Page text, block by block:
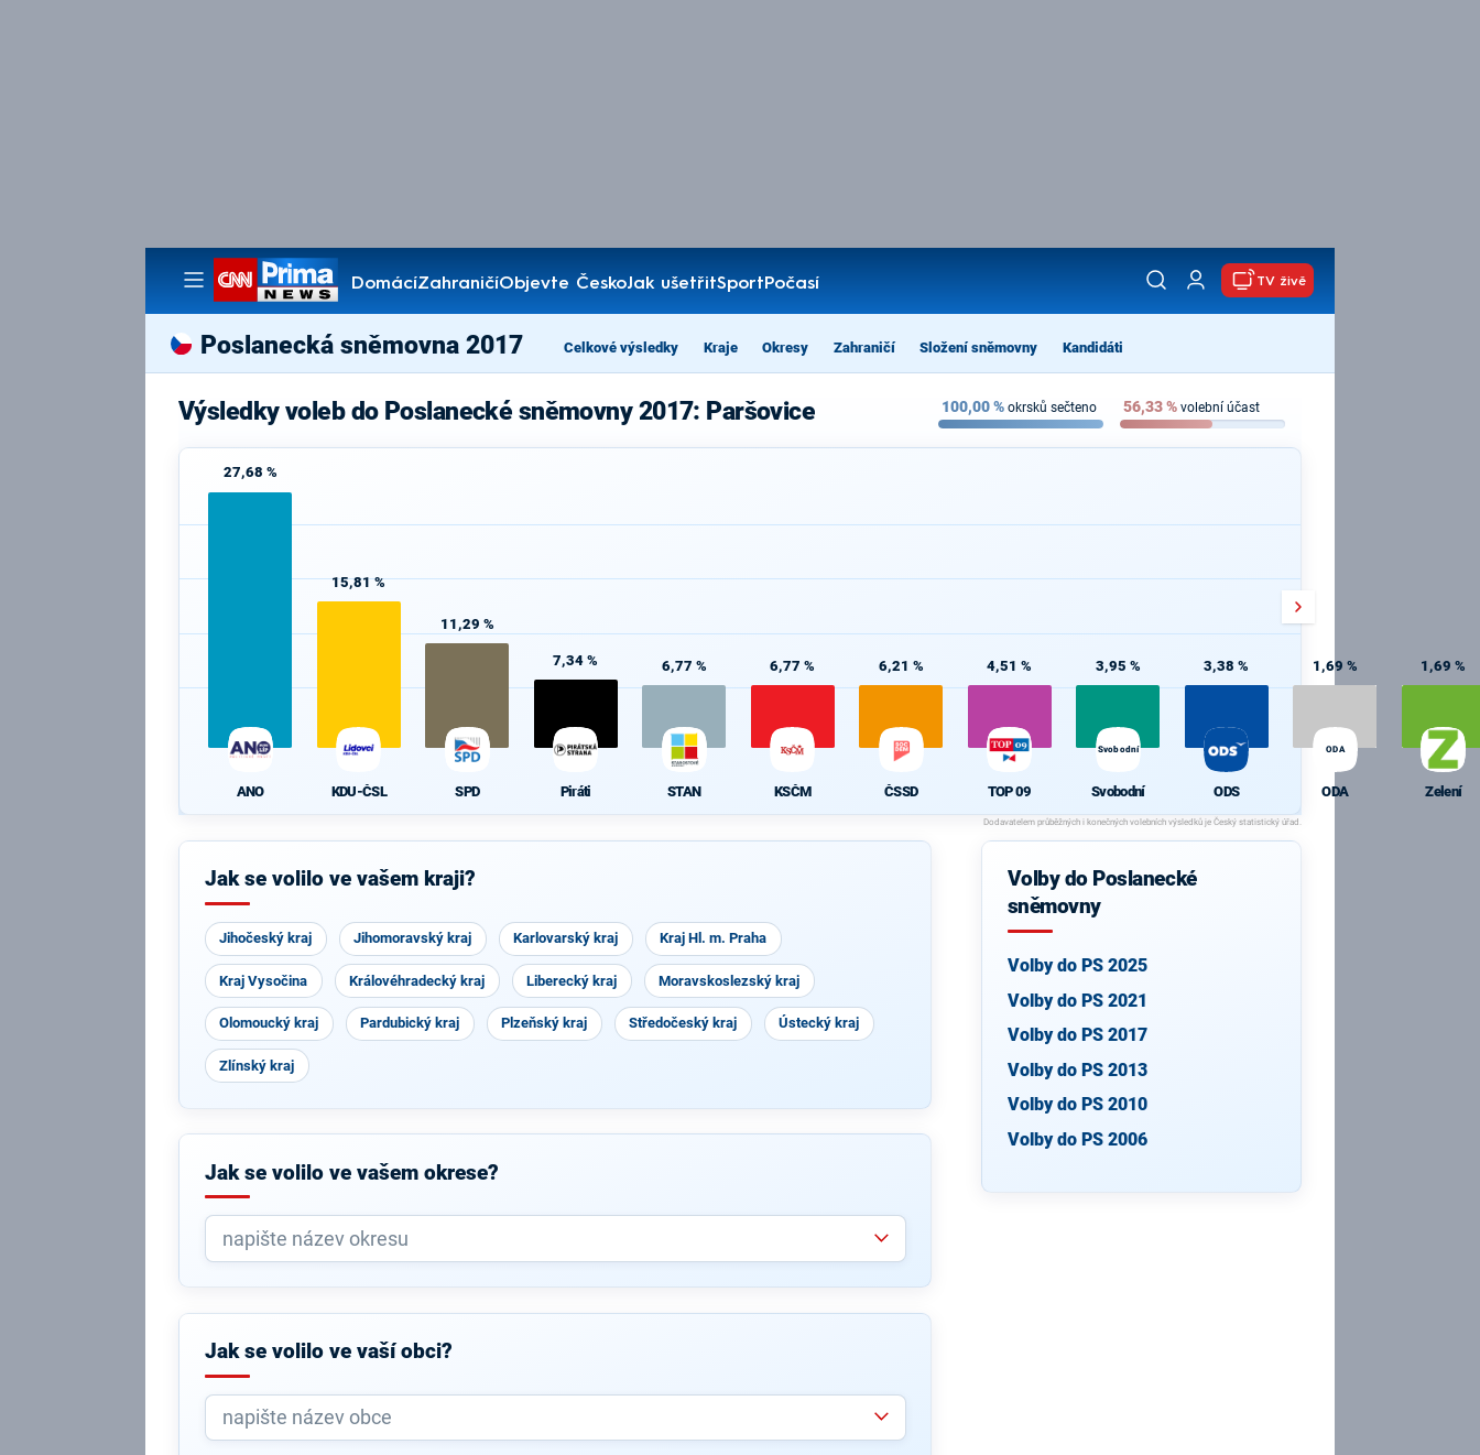
DomácíZahraničíObjevte ČeskoJak ušetřitSportPočasí
Pořady
TV živě
Poslanecká sněmovna 2017 Celkové výsledky Kraje Okresy Zahraničí Složení sněmovny Kandidáti
Výsledky voleb do Poslanecké sněmovny 2017: Paršovice 100,00% okrsků sečteno 56,33% volební účast
27,68 %
ANO
15,81 %
KDU-ČSL
11,29 %
SPD
7,34 %
Piráti
6,77 %
STAN
6,77 %
KSČM
6,21 %
ČSSD
4,51 %
TOP 09
3,95 %
Svobodní
Svobodní
3,38 %
ODS
1,69 %
ODA
ODA
1,69 %
Zelení
Jak se volilo ve vašem kraji?
Jihočeský kraj Jihomoravský kraj Karlovarský kraj Kraj Hl. m. Praha
Kraj Vysočina Královéhradecký kraj Liberecký kraj Moravskoslezský kraj
Olomoucký kraj Pardubický kraj Plzeňský kraj Středočeský kraj Ústecký kraj
Zlínský kraj
Jak se volilo ve vašem okrese?
Jak se volilo ve vaší obci?
Volby do Poslanecké
sněmovny
Volby do PS 2025
Volby do PS 2021
Volby do PS 2017
Volby do PS 2013
Volby do PS 2010
Volby do PS 2006